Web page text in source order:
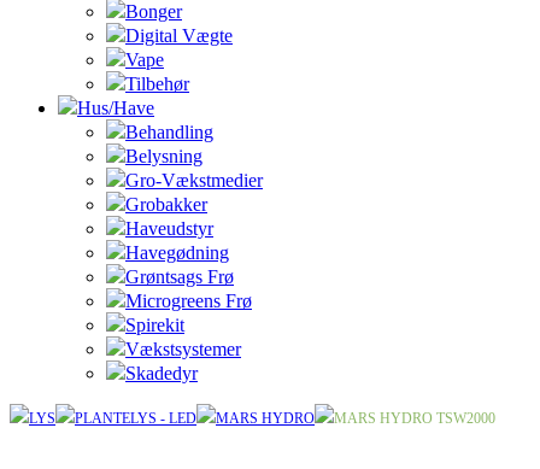
Bonger
Digital Vægte
Vape
Tilbehør
Hus/Have
Behandling
Belysning
Gro-Vækstmedier
Grobakker
Haveudstyr
Havegødning
Grøntsags Frø
Microgreens Frø
Spirekit
Vækstsystemer
Skadedyr
LYS PLANTELYS - LED MARS HYDRO MARS HYDRO TSW2000